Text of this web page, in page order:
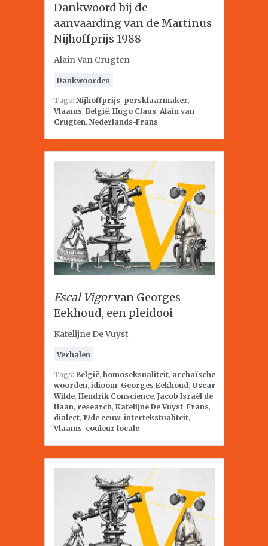
Dankwoord bij de
aanvaarding van de Martinus
Nijhoffprijs 1988
Alain Van Crugten
Dankwoorden
Tags: Nijhoffprijs, persklaarmaker,
Vlaams, België, Hugo Claus, Alain van
Crugten, Nederlands-Frans
Escal Vigorvan Georges
Eekhoud, een pleidooi
Katelijne De Vuyst
Verhalen
Tags: België, homoseksualiteit, archaïsche
woorden, idioom, Georges Eekhoud, Oscar
Wilde, Hendrik Conscience, Jacob Israël de
Haan, research, Katelijne De Vuyst, Frans,
dialect, 19de eeuw, intertekstualiteit,
Vlaams, couleur locale